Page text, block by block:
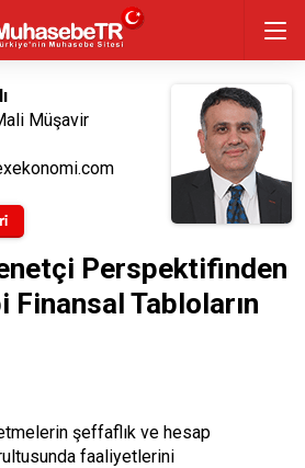
Müşavir
Perspektifinden
Finansal Tabloların
şeffaflık ve hesap
faaliyetlerini